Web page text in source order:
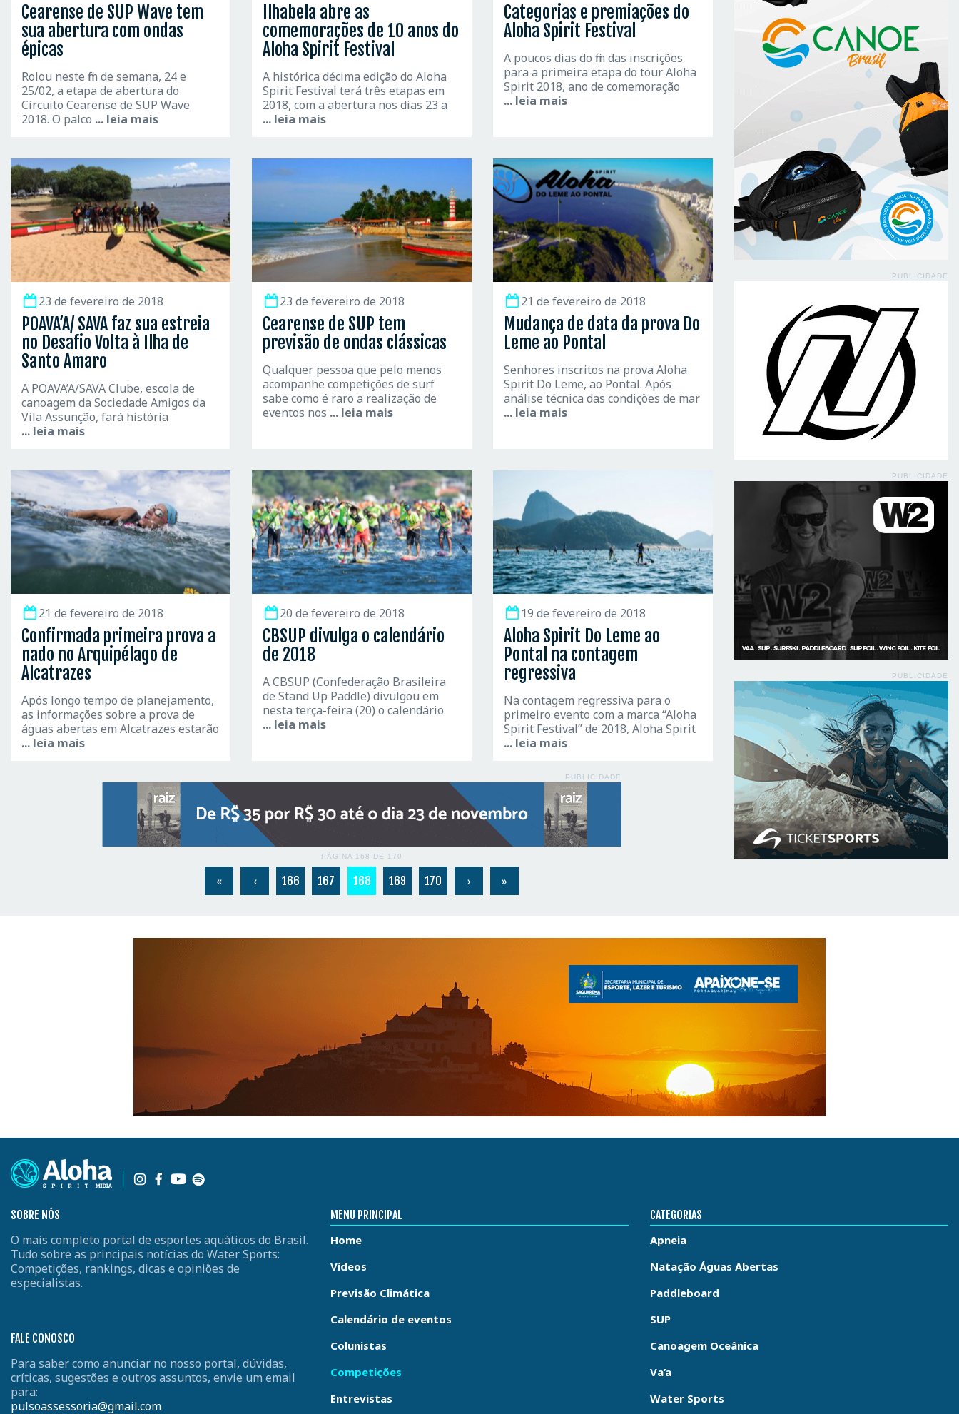
Cearense de SUP Wave tem
sua abertura com ondas
épicas
Rolou neste fim de semana, 24 e
25/02, a etapa de abertura do
Circuito Cearense de SUP Wave
2018. O palco ... leia mais
Ilhabela abre as
comemorações de 10 anos do
Aloha Spirit Festival
A histórica décima edição do Aloha
Spirit Festival terá três etapas em
2018, com a abertura nos dias 23 a
... leia mais
Categorias e premiações do
Aloha Spirit Festival
A poucos dias do fim das inscrições
para a primeira etapa do tour Aloha
Spirit 2018, ano de comemoração
... leia mais
23 de fevereiro de 2018
POAVA’A/ SAVA faz sua estreia
no Desafio Volta à Ilha de
Santo Amaro
A POAVA’A/SAVA Clube, escola de
canoagem da Sociedade Amigos da
Vila Assunção, fará história
... leia mais
23 de fevereiro de 2018
Cearense de SUP tem
previsão de ondas clássicas
Qualquer pessoa que pelo menos
acompanhe competições de surf
sabe como é raro a realização de
eventos nos ... leia mais
21 de fevereiro de 2018
Mudança de data da prova Do
Leme ao Pontal
Senhores inscritos na prova Aloha
Spirit Do Leme, ao Pontal. Após
análise técnica das condições de mar
... leia mais
21 de fevereiro de 2018
Confirmada primeira prova a
nado no Arquipélago de
Alcatrazes
Após longo tempo de planejamento,
as informações sobre a prova de
águas abertas em Alcatrazes estarão
... leia mais
20 de fevereiro de 2018
CBSUP divulga o calendário
de 2018
A CBSUP (Confederação Brasileira
de Stand Up Paddle) divulgou em
nesta terça-feira (20) o calendário
... leia mais
19 de fevereiro de 2018
Aloha Spirit Do Leme ao
Pontal na contagem
regressiva
Na contagem regressiva para o
primeiro evento com a marca “Aloha
Spirit Festival” de 2018, Aloha Spirit
... leia mais
PUBLICIDADE
PÁGINA 168 DE 170
« ‹ 166 167 168 169 170 › »
PUBLICIDADE
PUBLICIDADE
PUBLICIDADE
SOBRE NÓS
O mais completo portal de esportes aquáticos do Brasil.
Tudo sobre as principais notícias do Water Sports:
Competições, rankings, dicas e opiniões de
especialistas.
FALE CONOSCO
Para saber como anunciar no nosso portal, dúvidas,
críticas, sugestões e outros assuntos, envie um email
para:
pulsoassessoria@gmail.com
MENU PRINCIPAL
Home
Vídeos
Previsão Climática
Calendário de eventos
Colunistas
Competições
Entrevistas
CATEGORIAS
Apneia
Natação Águas Abertas
Paddleboard
SUP
Canoagem Oceânica
Va’a
Water Sports